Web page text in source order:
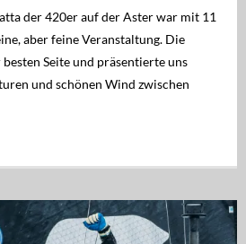
der 420er auf der Aster war mit 11
aber feine Veranstaltung. Die
Seite und präsentierte uns
und schönen Wind zwischen